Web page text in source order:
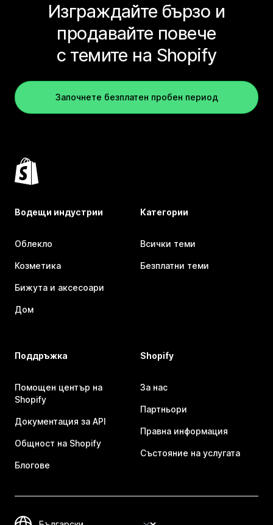
Изграждайте бързо и
продавайте повече
с темите на Shopify
Започнете безплатен пробен период
Водещи индустрии
Облекло
Козметика
Бижута и аксесоари
Дом
Категории
Всички теми
Безплатни теми
Поддръжка
Помощен център на
Shopify
Документация за API
Общност на Shopify
Блогове
Shopify
За нас
Партньори
Правна информация
Състояние на услугата